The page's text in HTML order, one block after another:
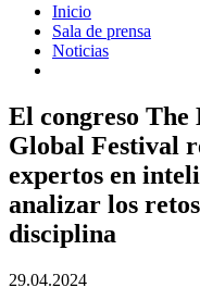
Inicio
Sala de prensa
Noticias
El congreso The
Global Festival
expertos en
analizar los
disciplina
29.04.2024